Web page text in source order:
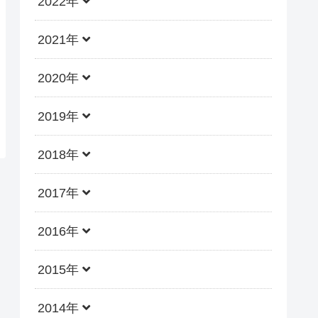
2021年
2020年
2019年
2018年
2017年
2016年
2015年
2014年